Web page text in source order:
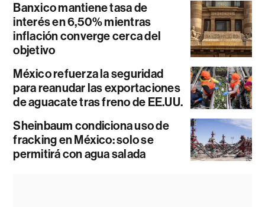
Banxico mantiene tasa de
interés en 6,50% mientras
inflación converge cerca del
objetivo
México refuerza la seguridad
para reanudar las exportaciones
de aguacate tras freno de EE.UU.
Sheinbaum condiciona uso de
fracking en México: solo se
permitirá con agua salada